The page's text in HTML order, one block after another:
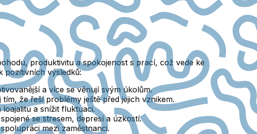
produktivitu a spokojenost s prací, což vede ke
pozitivních výsledků:
a více se věnují svým úkolům.
tím, že řeší problémy ještě před jejich vznikem.
a snížit fluktuaci.
se stresem, depresí a úzkostí.
mezi zaměstnanci.